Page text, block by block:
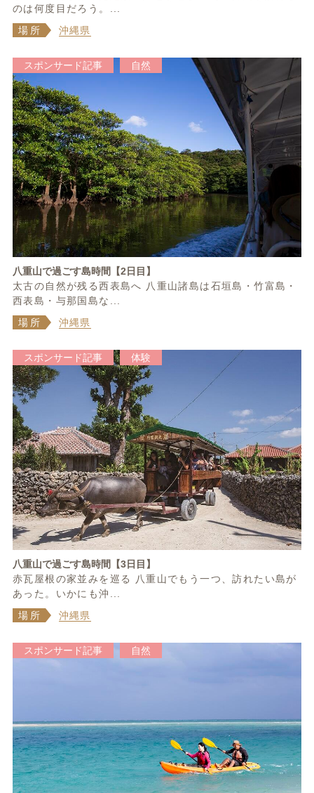
のは何度目だろう。...
場所
沖縄県
スポンサード記事 自然
八重山で過ごす島時間【2日目】
太古の自然が残る西表島へ 八重山諸島は石垣島・竹富島・
西表島・与那国島な...
場所
沖縄県
スポンサード記事 体験
八重山で過ごす島時間【3日目】
赤瓦屋根の家並みを巡る 八重山でもう一つ、訪れたい島が
あった。いかにも沖...
場所
沖縄県
スポンサード記事 自然